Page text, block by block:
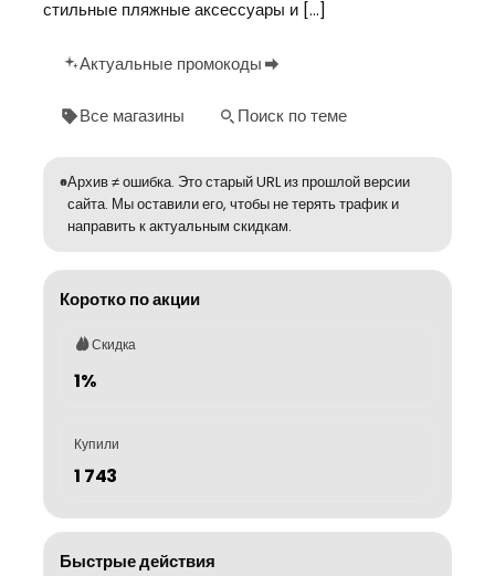
стильные пляжные аксессуары и […]
Актуальные промокоды
Все магазины Поиск по теме
Архив ≠ ошибка. Это старый URL из прошлой версии
сайта. Мы оставили его, чтобы не терять трафик и
направить к актуальным скидкам.
Коротко по акции
Скидка
1%
Купили
1 743
Быстрые действия